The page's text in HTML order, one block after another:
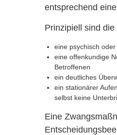
entsprechend
Prinzipiell sind
eine psychisch
eine offenkundige
Betroffenen
ein deutliches
ein stationärer
selbst keine
Eine